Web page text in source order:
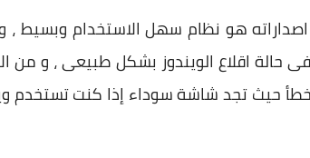
اصداراته هو نظام سهل الاستخدام وبسيط
حالة اقلاع الويندوز بشكل طبيعى ، و من